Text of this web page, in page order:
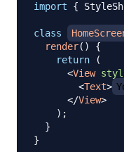
import
{
class
render( )
{
return
(
<View
<Text>
</View>
) ;
}
}